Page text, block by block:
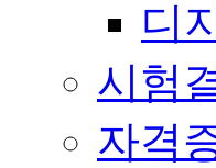
디
시험
자격